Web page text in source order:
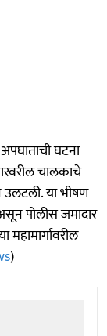
घटना
चालकाचे
उलटली. या भीषण
पोलीस जमादार
)